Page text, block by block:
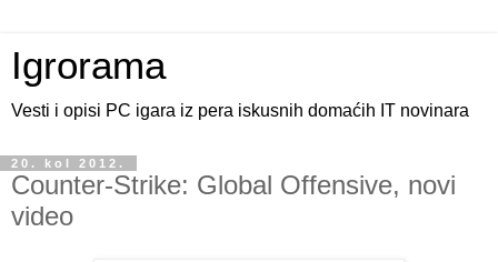
Igrorama
Vesti i opisi PC igara iz pera iskusnih domaćih IT novinara
20. kol 2012.
Counter-Strike: Global Offensive, novi
video